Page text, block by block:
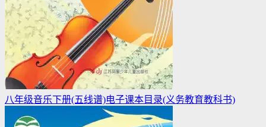
八年级音乐下册(五线谱)电子课本目录(义务教育教科书)